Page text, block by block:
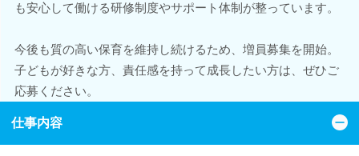
も安心して働ける研修制度やサポート体制が整っています。
今後も質の高い保育を維持し続けるため、増員募集を開始。
子どもが好きな方、責任感を持って成長したい方は、ぜひご
応募ください。
仕事内容